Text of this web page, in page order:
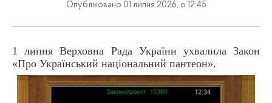
Опубліковано 01 липня 2026, о 12:45
1 липня Верховна Рада України ухвалила Закон
«Про Український національний пантеон».